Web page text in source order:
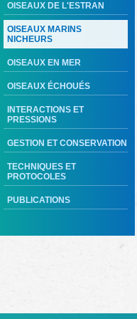
OISEAUX DE L'ESTRAN
OISEAUX MARINS
NICHEURS
OISEAUX EN MER
OISEAUX ÉCHOUÉS
INTERACTIONS ET
PRESSIONS
GESTION ET CONSERVATION
TECHNIQUES ET
PROTOCOLES
PUBLICATIONS